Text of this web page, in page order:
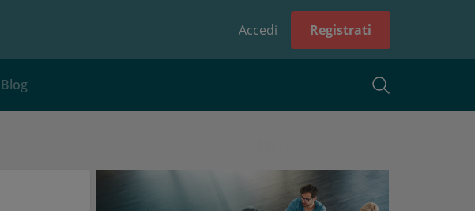
Accedi Registrati
Blog